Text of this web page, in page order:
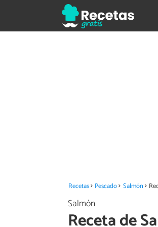
Recetas Pescado Salmón
Salmón
Receta de